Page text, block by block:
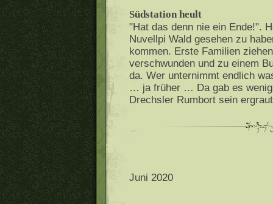
Südstation heult
"Hat das denn nie ein Ende!".
Nuvellpi Wald gesehen zu
kommen. Erste Familien
verschwunden und zu einem
da. Wer unternimmt endlich
… ja früher … Da gab es
Drechsler Rumbort sein
Juni 2020